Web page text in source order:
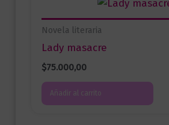
Novela literaria
Lady masacre
$75.000,00
Añadir al carrito